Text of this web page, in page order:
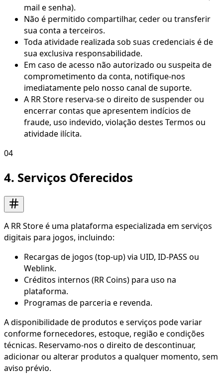
mail e senha).
Não é permitido compartilhar, ceder ou transferir
sua conta a terceiros.
Toda atividade realizada sob suas credenciais é de
sua exclusiva responsabilidade.
Em caso de acesso não autorizado ou suspeita de
comprometimento da conta, notifique-nos
imediatamente pelo nosso canal de suporte.
A RR Store reserva-se o direito de suspender ou
encerrar contas que apresentem indícios de
fraude, uso indevido, violação destes Termos ou
atividade ilícita.
04
4. Serviços Oferecidos
A RR Store é uma plataforma especializada em serviços
digitais para jogos, incluindo:
Recargas de jogos (top-up) via UID, ID-PASS ou
Weblink.
Créditos internos (RR Coins) para uso na
plataforma.
Programas de parceria e revenda.
A disponibilidade de produtos e serviços pode variar
conforme fornecedores, estoque, região e condições
técnicas. Reservamo-nos o direito de descontinuar,
adicionar ou alterar produtos a qualquer momento, sem
aviso prévio.